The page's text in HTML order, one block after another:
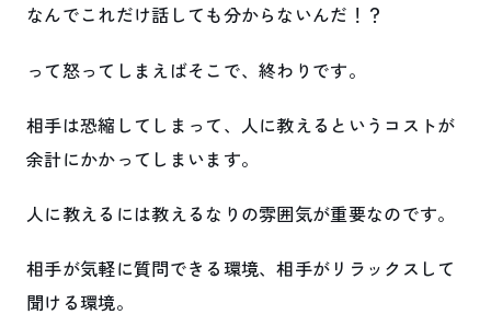
なんでこれだけ話しても分からないんだ！？
って怒ってしまえばそこで、終わりです。
相手は恐縮してしまって、人に教えるというコストが
余計にかかってしまいます。
人に教えるには教えるなりの雰囲気が重要なのです。
相手が気軽に質問できる環境、相手がリラックスして
聞ける環境。